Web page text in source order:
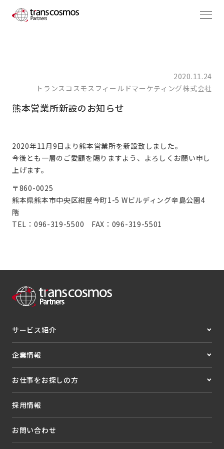
2020.11.24
トランスコスモスフィールドマーケティング株式会社
熊本営業所新設のお知らせ
2020年11月9日より熊本営業所を新設致しました。
今後とも一層のご愛顧を賜りますよう、よろしくお願い申し
上げます。
〒860-0025
熊本県熊本市中央区紺屋今町1-5 Wビルディング辛島公園4
階
TEL： 096-319-5500 FAX：096-319-5501
サービス紹介
企業情報
お仕事をお探しの方
採用情報
お問い合わせ